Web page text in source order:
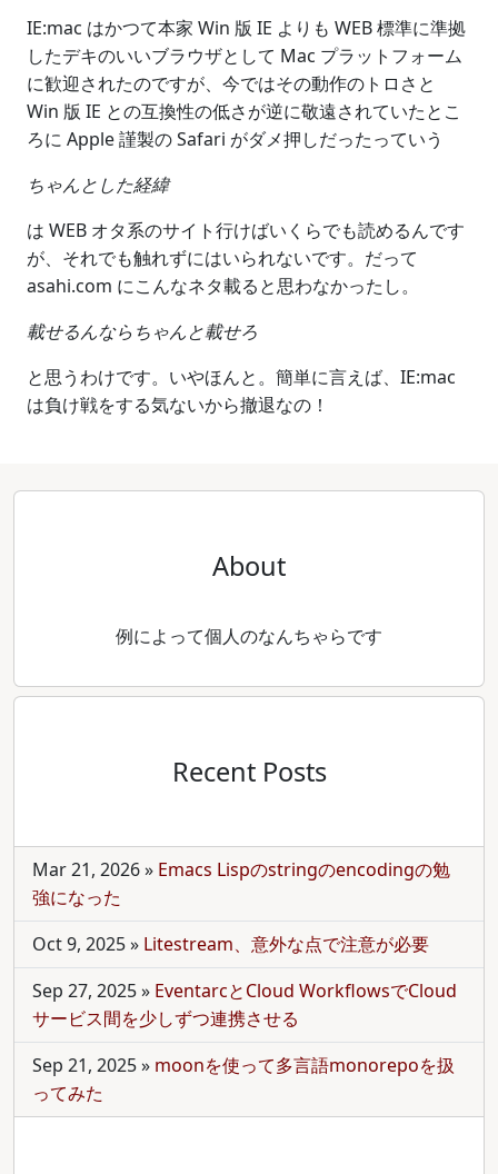
IE:mac はかつて本家 Win 版 IE よりも WEB 標準に準拠
したデキのいいブラウザとして Mac プラットフォーム
に歓迎されたのですが、今ではその動作のトロさと
Win 版 IE との互換性の低さが逆に敬遠されていたとこ
ろに Apple 謹製の Safari がダメ押しだったっていう
ちゃんとした経緯
は WEB オタ系のサイト行けばいくらでも読めるんです
が、それでも触れずにはいられないです。だって
asahi.com にこんなネタ載ると思わなかったし。
載せるんならちゃんと載せろ
と思うわけです。いやほんと。簡単に言えば、IE:mac
は負け戦をする気ないから撤退なの！
About
例によって個人のなんちゃらです
Recent Posts
Mar 21, 2026» Emacs Lispのstringのencodingの勉
強になった
Oct 9, 2025» Litestream、意外な点で注意が必要
Sep 27, 2025» EventarcとCloud WorkflowsでCloud
サービス間を少しずつ連携させる
Sep 21, 2025» moonを使って多言語monorepoを扱
ってみた